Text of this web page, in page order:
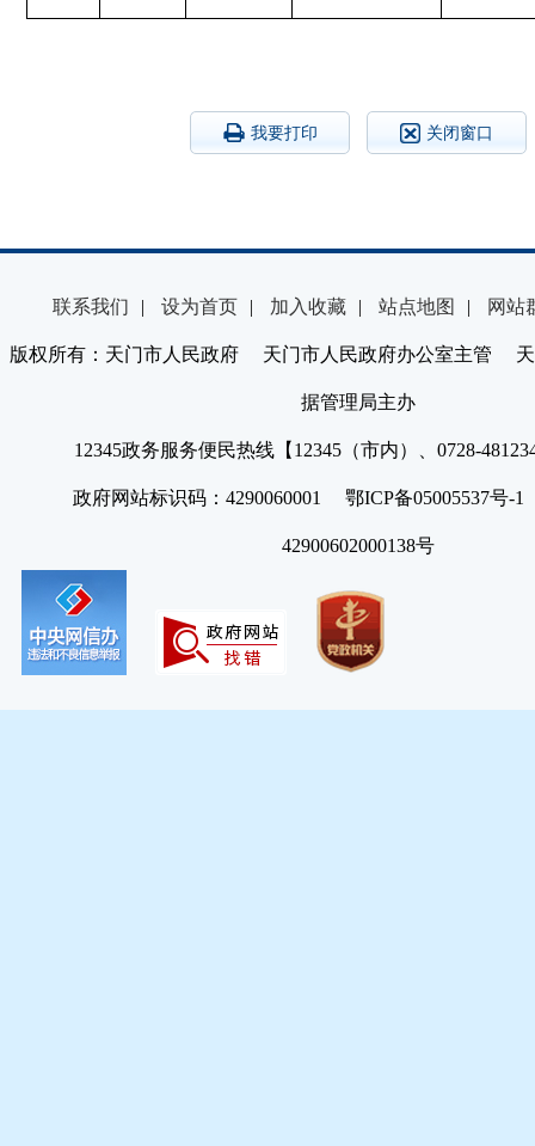
我要打印 关闭窗口
联系我们 | 设为首页 | 加入收藏 | 站点地图 | 网站
版权所有：天门市人民政府 天门市人民政府办公室主管 天
据管理局主办
12345政务服务便民热线【12345（市内）、0728-
政府网站标识码：4290060001 鄂ICP备05005537号
42900602000138号